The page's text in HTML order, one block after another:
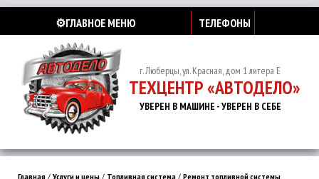
⚙️ГЛАВНОЕ МЕНЮ ТЕЛЕФОНЫ
г. Люберцы, ул. Красная, дом 1 литера Е
ТЕХЦЕНТР «АВТОДЕЛО»
УВЕРЕН В МАШИНЕ - УВЕРЕН В СЕБЕ
Главная / Услуги и цены / Топливная система / Ремонт топливной системы